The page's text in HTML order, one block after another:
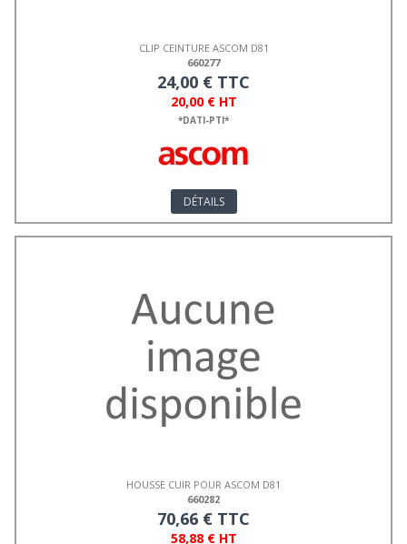
CLIP CEINTURE ASCOM D81
660277
24,00 € TTC
20,00 € HT
*DATI-PTI*
DÉTAILS
HOUSSE CUIR POUR ASCOM D81
660282
70,66 € TTC
58,88 € HT